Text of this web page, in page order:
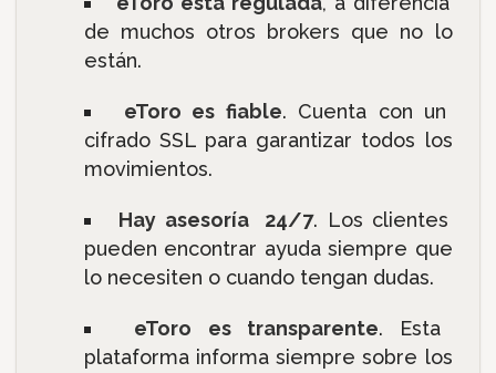
de muchos otros brokers que no lo
están.
eToro es fiable. Cuenta con un
cifrado SSL para garantizar todos los
movimientos.
Hay asesoría 24/7. Los clientes
pueden encontrar ayuda siempre que
lo necesiten o cuando tengan dudas.
eToro es transparente. Esta
plataforma informa siempre sobre los